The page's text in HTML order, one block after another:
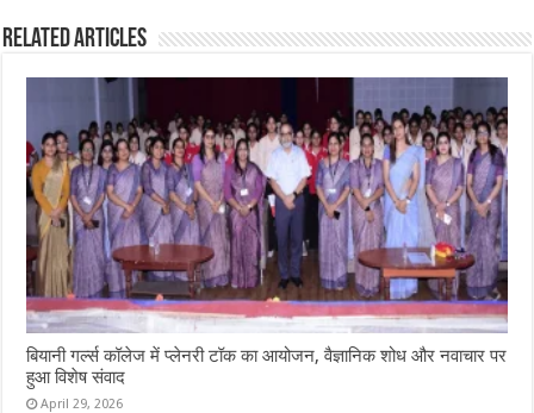
Related Articles
बियानी गर्ल्स कॉलेज में प्लेनरी टॉक का आयोजन, वैज्ञानिक शोध और नवाचार पर
हुआ विशेष संवाद
April 29, 2026